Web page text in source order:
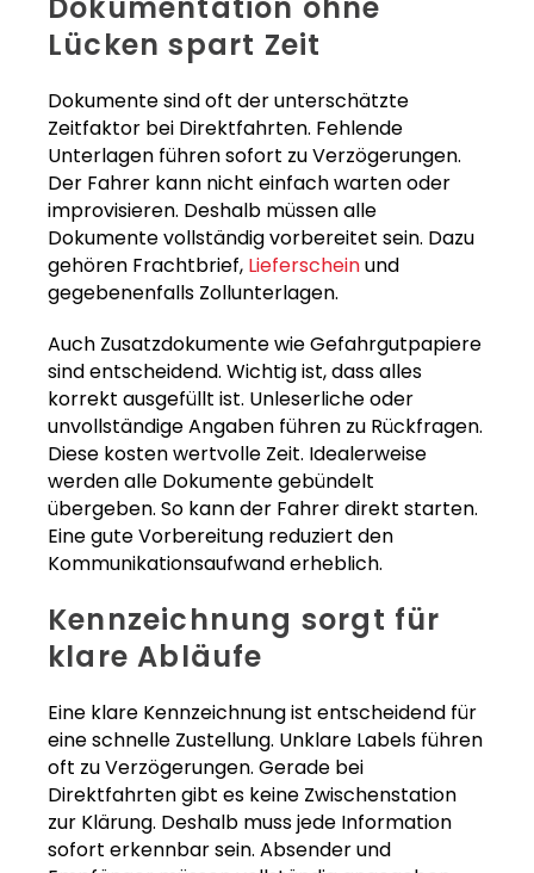
Dokumentation ohne
Lücken spart Zeit
Dokumente sind oft der unterschätzte
Zeitfaktor bei Direktfahrten. Fehlende
Unterlagen führen sofort zu Verzögerungen.
Der Fahrer kann nicht einfach warten oder
improvisieren. Deshalb müssen alle
Dokumente vollständig vorbereitet sein. Dazu
gehören Frachtbrief, Lieferscheinund
gegebenenfalls Zollunterlagen.
Auch Zusatzdokumente wie Gefahrgutpapiere
sind entscheidend. Wichtig ist, dass alles
korrekt ausgefüllt ist. Unleserliche oder
unvollständige Angaben führen zu Rückfragen.
Diese kosten wertvolle Zeit. Idealerweise
werden alle Dokumente gebündelt
übergeben. So kann der Fahrer direkt starten.
Eine gute Vorbereitung reduziert den
Kommunikationsaufwand erheblich.
Kennzeichnung sorgt für
klare Abläufe
Eine klare Kennzeichnung ist entscheidend für
eine schnelle Zustellung. Unklare Labels führen
oft zu Verzögerungen. Gerade bei
Direktfahrten gibt es keine Zwischenstation
zur Klärung. Deshalb muss jede Information
sofort erkennbar sein. Absender und